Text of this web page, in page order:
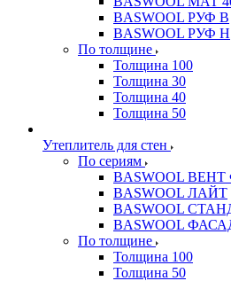
BASWOOL РУФ В
BASWOOL РУФ Н
По толщине
Толщина 100
Толщина 30
Толщина 40
Толщина 50
Утеплитель для стен
По сериям
BASWOOL
BASWOOL ЛАЙТ
BASWOOL
BASWOOL
По толщине
Толщина 100
Толщина 50